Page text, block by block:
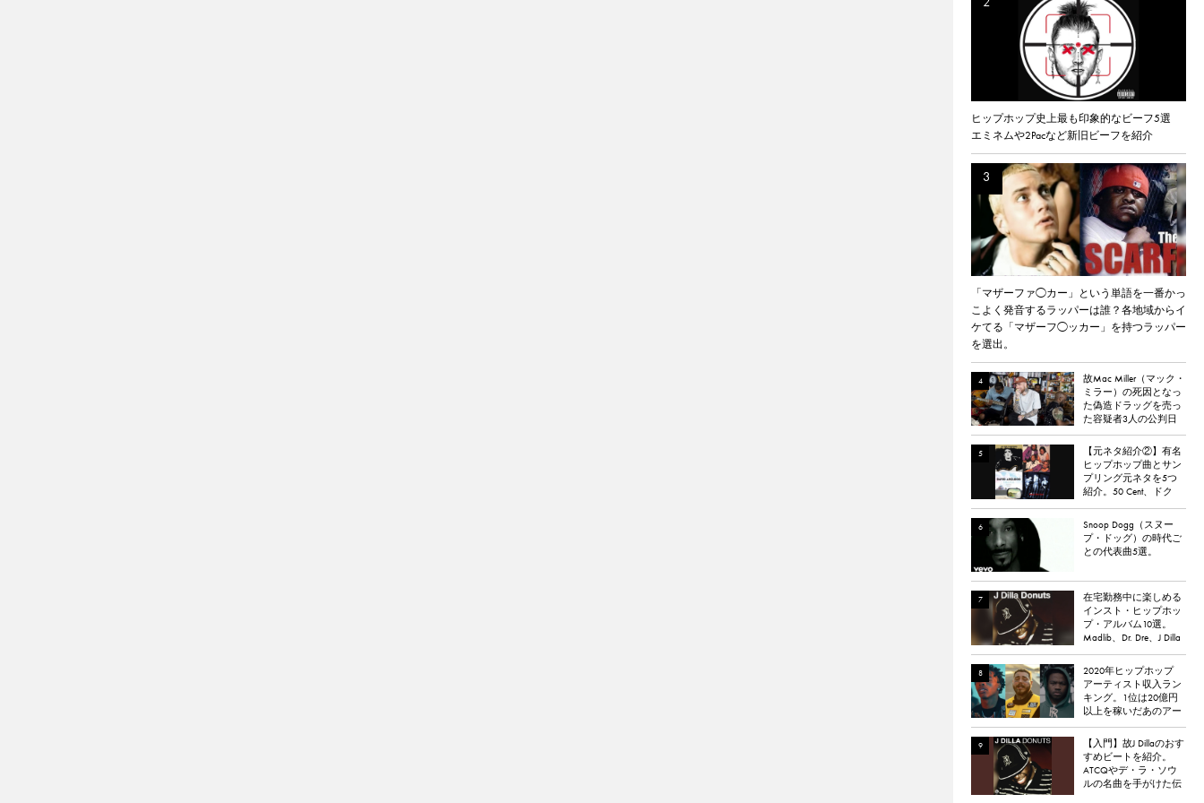
ヒップホップ史上最も印象的なビーフ5選
エミネムや2Pacなど新旧ビーフを紹介
「マザーファ◯カー」という単語を一番かっ
こよく発音するラッパーは誰？各地域からイ
ケてる「マザーフ◯ッカー」を持つラッパー
を選出。
故Mac Miller（マック・
ミラー）の死因となっ
た偽造ドラッグを売っ
た容疑者3人の公判日
が決定。
【元ネタ紹介②】有名
ヒップホップ曲とサン
プリング元ネタを5つ
紹介。50 Cent、ドク
ATCQ、タイラー・
ザ・クリエイターなど
Snoop Dogg（スヌー
プ・ドッグ）の時代ご
との代表曲5選。
在宅勤務中に楽しめる
インスト・ヒップホッ
プ・アルバム10選。
Madlib、Dr. Dre、J Dilla
2020年ヒップホップ
アーティスト収入ラン
キング。1位は20億円
以上を稼いだあのアー
【入門】故J Dillaのおす
すめビートを紹介。
ATCQやデ・ラ・ソウ
ルの名曲を手がけた伝